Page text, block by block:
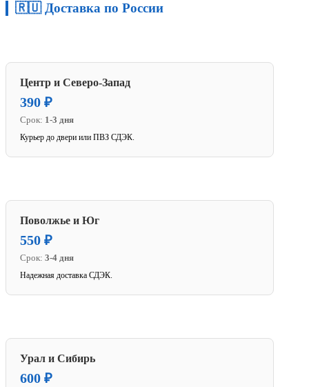
🇷🇺 Доставка по России
Центр и Северо-Запад
390 ₽
Срок: 1-3 дня
Курьер до двери или ПВЗ СДЭК.
Поволжье и Юг
550 ₽
Срок: 3-4 дня
Надежная доставка СДЭК.
Урал и Сибирь
600 ₽